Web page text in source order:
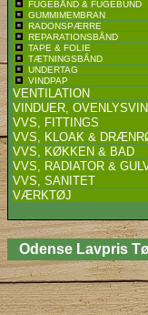
FUGEBÅND & FUGEBUND
GUMMIMEMBRAN
RADONSPÆRRE
REPARATIONSBÅND
TAPE & FOLIE
TÆTNINGSBÅND
UNDERTAG
VINDPAP
VENTILATION
VINDUER,
VVS, FITTINGS
VVS, KLOAK &
VVS, KØKKEN & BAD
VVS, RADIATOR &
VVS, SANITET
VÆRKTØJ
Odense Lavpris